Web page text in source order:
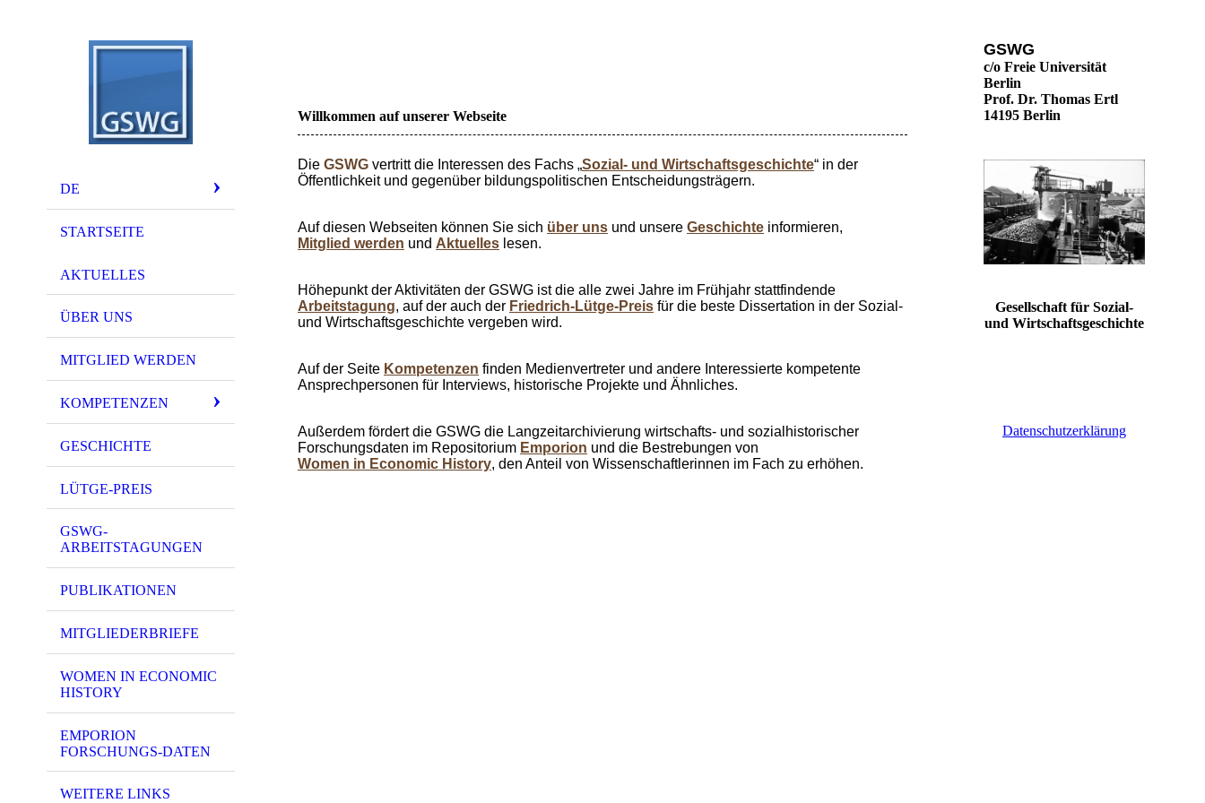
DE
STARTSEITE
AKTUELLES
ÜBER UNS
MITGLIED WERDEN
KOMPETENZEN
GESCHICHTE
LÜTGE-PREIS
GSWG-
ARBEITSTAGUNGEN
PUBLIKATIONEN
MITGLIEDERBRIEFE
WOMEN IN ECONOMIC
HISTORY
EMPORION
FORSCHUNGS-DATEN
WEITERE LINKS
Willkommen auf unserer Webseite
Die GSWG vertritt die Interessen des Fachs „Sozial- und Wirtschaftsgeschichte“ in der
Öffentlichkeit und gegenüber bildungspolitischen Entscheidungsträgern.
Auf diesen Webseiten können Sie sich über uns und unsere Geschichte informieren,
Mitglied werden und Aktuelles lesen.
Höhepunkt der Aktivitäten der GSWG ist die alle zwei Jahre im Frühjahr stattfindende
Arbeitstagung, auf der auch der Friedrich-Lütge-Preis für die beste Dissertation in der Sozial-
und Wirtschaftsgeschichte vergeben wird.
Auf der Seite Kompetenzen finden Medienvertreter und andere Interessierte kompetente
Ansprechpersonen für Interviews, historische Projekte und Ähnliches.
Außerdem fördert die GSWG die Langzeitarchivierung wirtschafts- und sozialhistorischer
Forschungsdaten im Repositorium Emporion und die Bestrebungen von
Women in Economic History, den Anteil von Wissenschaftlerinnen im Fach zu erhöhen.
GSWG
c/o Freie Universität
Berlin
Prof. Dr. Thomas Ertl
14195 Berlin
Gesellschaft für Sozial-
und Wirtschaftsgeschichte
Datenschutzerklärung